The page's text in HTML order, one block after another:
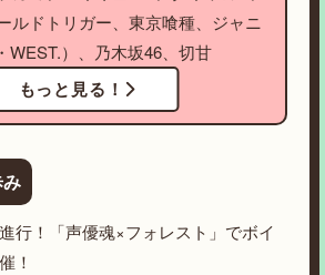
ルドトリガー、東京喰種、ジャニ
WEST.）、乃木坂46、切甘
もっと見る！
行！「声優魂×フォレスト」でボイ
！